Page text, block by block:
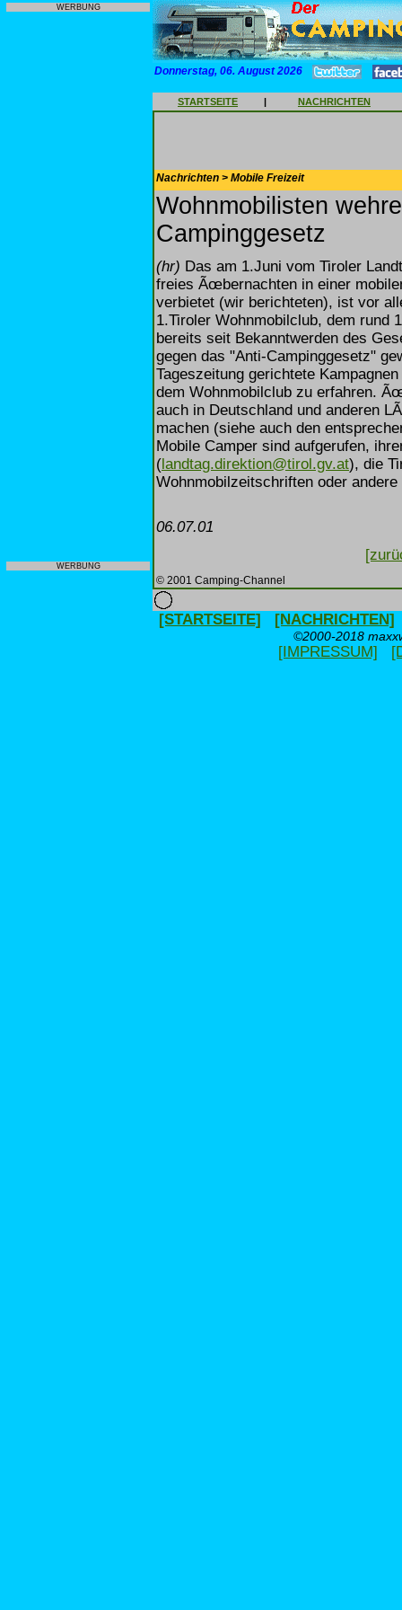
WERBUNG
WERBUNG
Donnerstag, 06. August 2026
STARTSEITE | NACHRICHTEN
Nachrichten > Mobile Freizeit
Wohnmobilisten
Campinggesetz
(hr) Das am 1.Juni vom Tiroler
freies Ãœbernachten in einer
verbietet (wir berichteten), ist vor
1.Tiroler Wohnmobilclub, dem rund
bereits seit Bekanntwerden des
gegen das "Anti-Campinggesetz"
Tageszeitung gerichtete
dem Wohnmobilclub zu erfahren.
auch in Deutschland und anderen
machen (siehe auch den
Mobile Camper sind aufgerufen,
(landtag.direktion@tirol.gv.at), die
Wohnmobilzeitschriften oder
06.07.01
© 2001 Camping-Channel
[STARTSEITE] [NACHRICHTEN]
©2000-2018
[IMPRESSUM]